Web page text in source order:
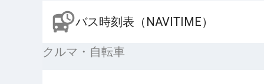
バス時刻表（NAVITIME）
クルマ・自転車